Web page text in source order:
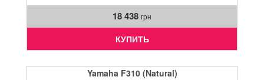
18 438 грн
КУПИТЬ
Yamaha F310 (Natural)